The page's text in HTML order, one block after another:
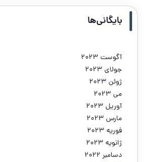
بایگانی‌ها
آگوست 2023
جولای 2023
ژوئن 2023
می 2023
آوریل 2023
مارس 2023
فوریه 2023
ژانویه 2023
دسامبر 2022